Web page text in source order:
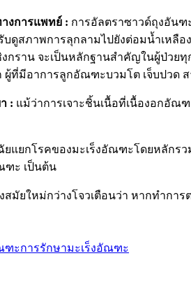
งการแพทย์ : การอัลตราซาวด์ถุงอันฑ
ดูสภาพการลุกลามไปยังต่อมน้ำเหลื
กราน จะเป็นหลักฐานสำคัญในผู้ป่วยทุ
ผู้ที่มีอาการลูกอัณฑะบวมโต เจ็บปวด
: แม้ว่าการเจาะชิ้นเนื้อที่เนื้องอกอัณ
ยแยกโรคของมะเร็งอัณฑะโดยหลักรว
ฑะ เป็นต้น
สมัยใหม่กว่างโจวเตือนว่า หากทำก
ฑะการรักษามะเร็งอัณฑะ